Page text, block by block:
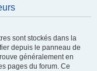
sont stockés dans la
depuis le panneau de
généralement en
pages du forum. Ce